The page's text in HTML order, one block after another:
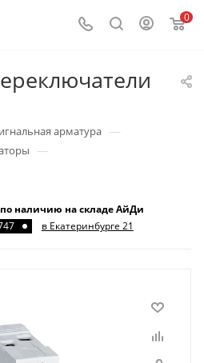
0
арматура —
—
наличию на складе АйДи
в Екатеринбурге 21